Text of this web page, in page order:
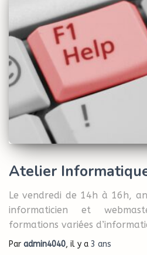
Atelier
Le vendredi de 14h à 16h,
informaticien et
formations variées
Par admin4040, il y a 3 ans